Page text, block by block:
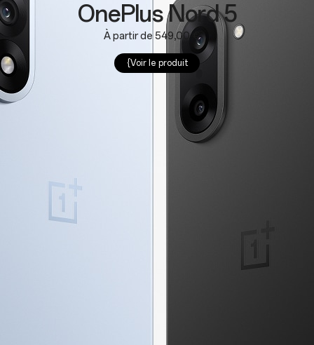
OnePlus Nord 5
À partir de 549,00 €
{Voir le produit